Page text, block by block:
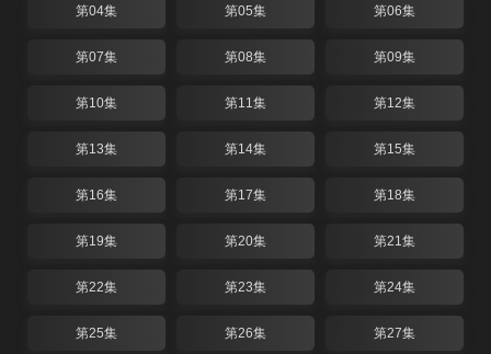
第04集 第05集 第06集
第07集 第08集 第09集
第10集 第11集 第12集
第13集 第14集 第15集
第16集 第17集 第18集
第19集 第20集 第21集
第22集 第23集 第24集
第25集 第26集 第27集